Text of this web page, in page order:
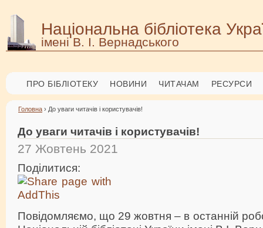
Національна бібліотека
імені В. І. Вернадського
ПРО БІБЛІОТЕКУ НОВИНИ ЧИТАЧАМ РЕСУРСИ
Головна › До уваги читачів і користувачів!
До уваги читачів і користувачів!
27 Жовтень 2021
Поділитися:
Повідомляємо, що 29 жовтня – в останній